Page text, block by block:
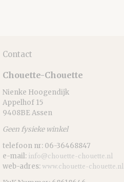
Contact
Chouette-Chouette
Nienke Hoogendijk
Appelhof 15
9408BE Assen
Geen fysieke winkel
telefoon nr: 06-36468847
e-mail: info@chouette-chouette.nl
web-adres: www.chouette-chouette.nl